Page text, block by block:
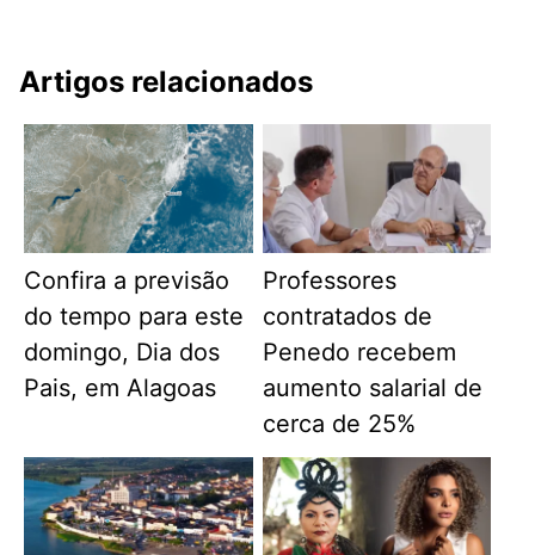
Artigos relacionados
Confira a previsão
do tempo para este
domingo, Dia dos
Pais, em Alagoas
Professores
contratados de
Penedo recebem
aumento salarial de
cerca de 25%